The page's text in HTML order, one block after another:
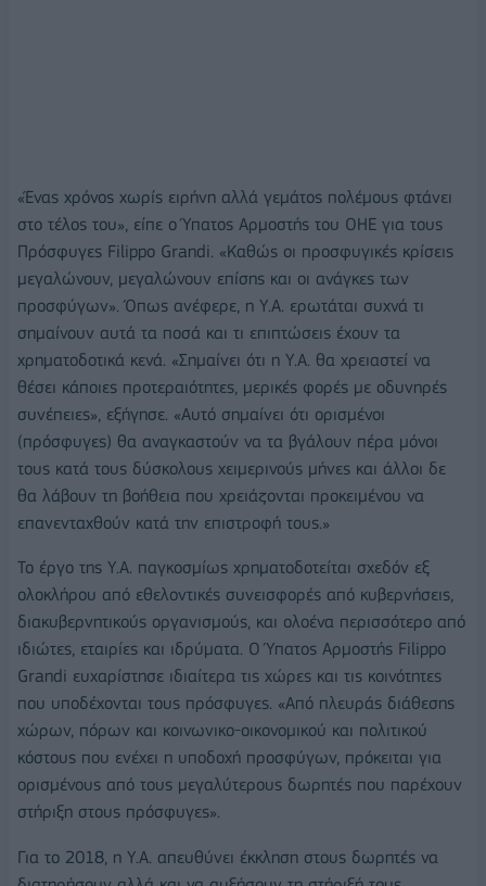
«Ένας χρόνος χωρίς ειρήνη αλλά γεμάτος πολέμους φτάνει
στο τέλος του», είπε ο Ύπατος Αρμοστής του ΟΗΕ για τους
Πρόσφυγες Filippo Grandi. «Καθώς οι προσφυγικές κρίσεις
μεγαλώνουν, μεγαλώνουν επίσης και οι ανάγκες των
προσφύγων». Όπως ανέφερε, η Υ.Α. ερωτάται συχνά τι
σημαίνουν αυτά τα ποσά και τι επιπτώσεις έχουν τα
χρηματοδοτικά κενά. «Σημαίνει ότι η Υ.Α. θα χρειαστεί να
θέσει κάποιες προτεραιότητες, μερικές φορές με οδυνηρές
συνέπειες», εξήγησε. «Αυτό σημαίνει ότι ορισμένοι
(πρόσφυγες) θα αναγκαστούν να τα βγάλουν πέρα μόνοι
τους κατά τους δύσκολους χειμερινούς μήνες και άλλοι δε
θα λάβουν τη βοήθεια που χρειάζονται προκειμένου να
επανενταχθούν κατά την επιστροφή τους.»
Το έργο της Υ.Α. παγκοσμίως χρηματοδοτείται σχεδόν εξ
ολοκλήρου από εθελοντικές συνεισφορές από κυβερνήσεις,
διακυβερνητικούς οργανισμούς, και ολοένα περισσότερο από
ιδιώτες, εταιρίες και ιδρύματα. Ο Ύπατος Αρμοστής Filippo
Grandi ευχαρίστησε ιδιαίτερα τις χώρες και τις κοινότητες
που υποδέχονται τους πρόσφυγες. «Από πλευράς διάθεσης
χώρων, πόρων και κοινωνικο-οικονομικού και πολιτικού
κόστους που ενέχει η υποδοχή προσφύγων, πρόκειται για
ορισμένους από τους μεγαλύτερους δωρητές που παρέχουν
στήριξη στους πρόσφυγες».
Για το 2018, η Υ.Α. απευθύνει έκκληση στους δωρητές να